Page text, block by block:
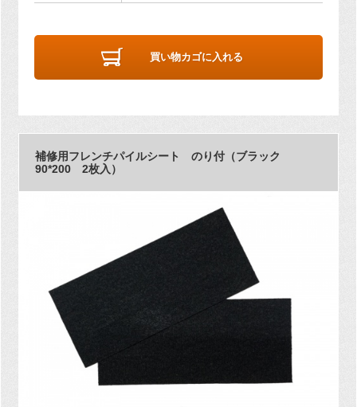
買い物カゴに入れる
補修用フレンチパイルシート のり付（ブラック
90*200 2枚入）